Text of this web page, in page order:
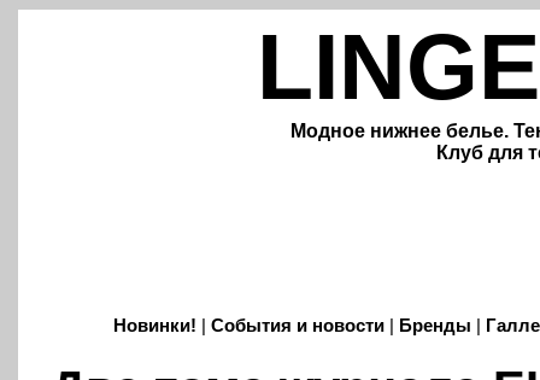
Модное нижнее белье.
Клуб для
Новинки! События и новости| Бренды